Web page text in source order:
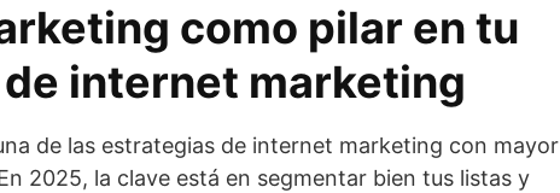
como pilar en tu
internet marketing
de las estrategias de internet marketing con mayor
2025, la clave está en segmentar bien tus listas y